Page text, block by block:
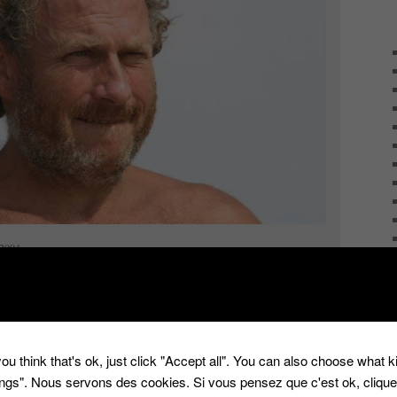
soit avare en paroles, et ne s’épanche régulièrement
→
avec 2014,Denis Brogniart,Jean-Luc Morandini, Koh Lanta
think that's ok, just click "Accept all". You can also choose what
Nous servons des cookies. Si vous pensez que c'est ok,